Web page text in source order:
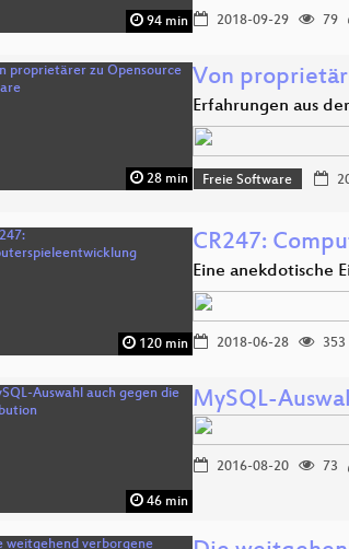
94 min 2018-09-29 79
28 min
Von
Erfahrungen aus
Freie Software
120 min
CR247:
Eine anekdotische
2018-06-28 353
46 min
MySQL-
2016-08-20 73